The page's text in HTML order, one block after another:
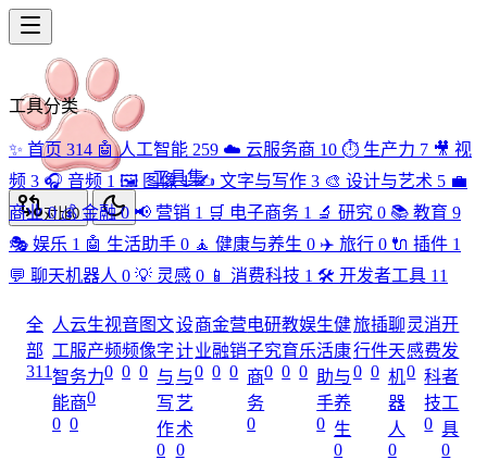
工具集
对比0
工具分类
✨ 首页 314 🤖 人工智能 259 ☁️ 云服务商 10 ⏱️ 生产力 7 🎥 视
频 3 🎧 音频 1 🖼️ 图像 1 ✍️ 文字与写作 3 🎨 设计与艺术 5 💼
商业 0 💰 金融 0 📢 营销 1 🛒 电子商务 1 🔬 研究 0 📚 教育 9
🎭 娱乐 1 🤖 生活助手 0 🧘 健康与养生 0 ✈️ 旅行 0 🔌 插件 1
💬 聊天机器人 0 💡 灵感 0 📱 消费科技 1 🛠️ 开发者工具 11
全
部
311
人
工
智
能
0
云
服
务
商
0
生
产
力
0
视
频
0
音
频
0
图
像
0
文
字
与
写
作
0
设
计
与
艺
术
0
商
业
0
金
融
0
营
销
0
电
子
商
务
0
研
究
0
教
育
0
娱
乐
0
生
活
助
手
0
健
康
与
养
生
0
旅
行
0
插
件
0
聊
天
机
器
人
0
灵
感
0
消
费
科
技
0
开
发
者
工
具
0